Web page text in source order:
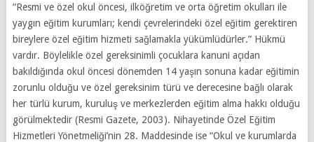
“Resmi ve özel okul öncesi, ilköğretim ve orta öğretim okulları ile
yaygın eğitim kurumları; kendi çevrelerindeki özel eğitim gerektiren
bireylere özel eğitim hizmeti sağlamakla yükümlüdürler.” Hükmü
vardır. Böylelikle özel gereksinimli çocuklara kanuni açıdan
bakıldığında okul öncesi dönemden 14 yaşın sonuna kadar eğitimin
zorunlu olduğu ve özel gereksinim türü ve derecesine bağlı olarak
her türlü kurum, kuruluş ve merkezlerden eğitim alma hakkı olduğu
görülmektedir (Resmi Gazete, 2003). Nihayetinde Özel Eğitim
Hizmetleri Yönetmeliği’nin 28. Maddesinde ise “Okul ve kurumlarda